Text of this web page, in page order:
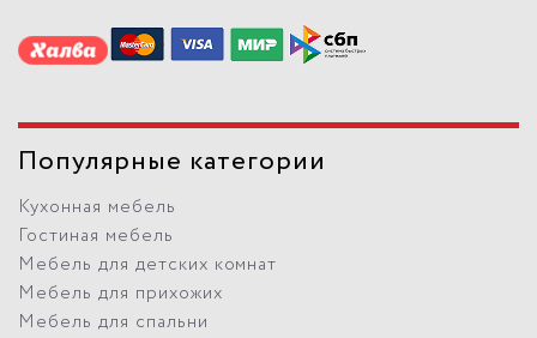
Популярные категории
Кухонная мебель
Гостиная мебель
Мебель для детских комнат
Мебель для прихожих
Мебель для спальни